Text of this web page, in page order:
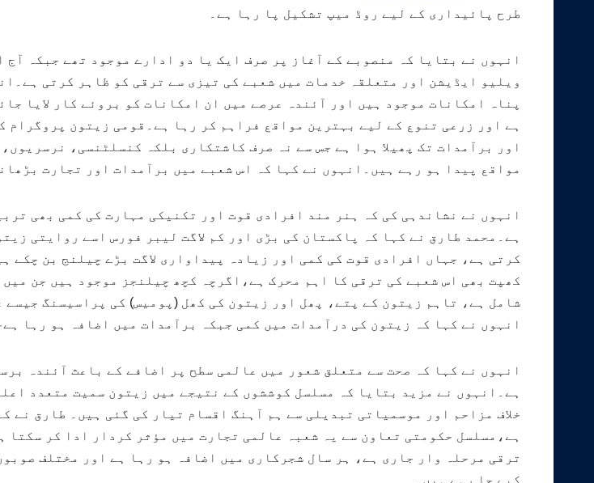
طرح پائیداری کے لیے روڈ میپ تشکیل پا رہا ہے۔
ویلیو ایڈیشن اور متعلقہ خدمات میں شعبے کی تیزی سے ترقی کو ظاہر کرتی
پناہ امکانات موجود ہیں اور آئندہ عرصے میں ان امکانات کو بروئے کار لایا
ہے اور زرعی تنوع کے لیے بہترین مواقع فراہم کر رہا ہے۔قومی زیتون
اور برآمدات تک پھیلا ہوا ہے جس سے نہ صرف کاشتکاری بلکہ کنسلٹنسی،
مواقع پیدا ہو رہے ہیں۔انہوں نے کہا کہ اس شعبے میں برآمدات اور تجارت
انہوں نے نشاندہی کی کہ ہنر مند افرادی قوت اور تکنیکی مہارت کی کمی بھی
ہے۔محمد طارق نے کہا کہ پاکستان کی بڑی اور کم لاگت لیبر فورس اسے روایتی
کرتی ہے، جہاں افرادی قوت کی کمی اور زیادہ پیداواری لاگت بڑے چیلنج بن چکے
کھپت بھی اس شعبے کی ترقی کا اہم محرک ہے،اگرچہ کچھ چیلنجز موجود ہیں جن
شامل ہے، تاہم زیتون کے پتے، پھل اور زیتون کی کھل (پومیس) کی پراسیسنگ
انہوں نے کہا کہ زیتون کی درآمدات میں کمی جبکہ برآمدات میں اضافہ ہو رہا
انہوں نے کہا کہ صحت سے متعلق شعور میں عالمی سطح پر اضافے کے باعث آئندہ
خلاف مزاحم اور موسمیاتی تبدیلی سے ہم آہنگ اقسام تیار کی گئی ہیں۔ طارق نے
ہے،مسلسل حکومتی تعاون سے یہ شعبہ عالمی تجارت میں مؤثر کردار ادا کر
ترقی مرحلہ وار جاری ہے، ہر سال شجرکاری میں اضافہ ہو رہا ہے اور مختلف
کیے جا رہے ہیں۔